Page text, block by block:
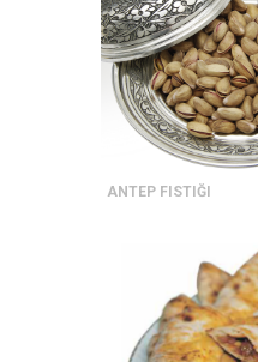
ANTEP FISTIĞI